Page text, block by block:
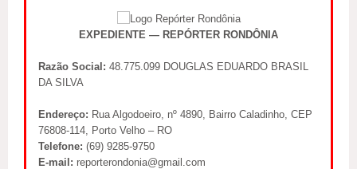
EXPEDIENTE — REPÓRTER RONDÔNIA
Razão Social: 48.775.099 DOUGLAS EDUARDO BRASIL
DA SILVA
Endereço: Rua Algodoeiro, nº 4890, Bairro Caladinho, CEP
76808-114, Porto Velho – RO
Telefone: (69) 9285-9750
E-mail: reporterondonia@gmail.com